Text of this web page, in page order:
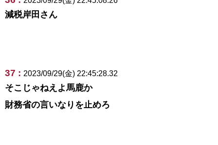
減税岸田さん
37 : 2023/09/29(金) 22:45:28.32
そこじゃねえよ馬鹿か
財務省の言いなりを止めろ